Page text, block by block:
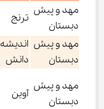
مهد و پیش
دبستان
ترنج
مهد و پیش
دبستان
اندیشه
دانش
مهد و پیش
دبستان
آوین